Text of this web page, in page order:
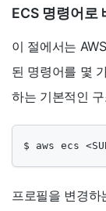
ECS 명령어로
이 절에서는
된 명령어를 몇
하는 기본적인
$ aws ecs
프로필을 변경하